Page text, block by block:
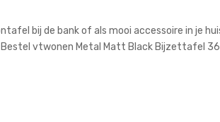
bij de bank of als mooi accessoire in je
vtwonen Metal Matt Black Bijzettafel 36